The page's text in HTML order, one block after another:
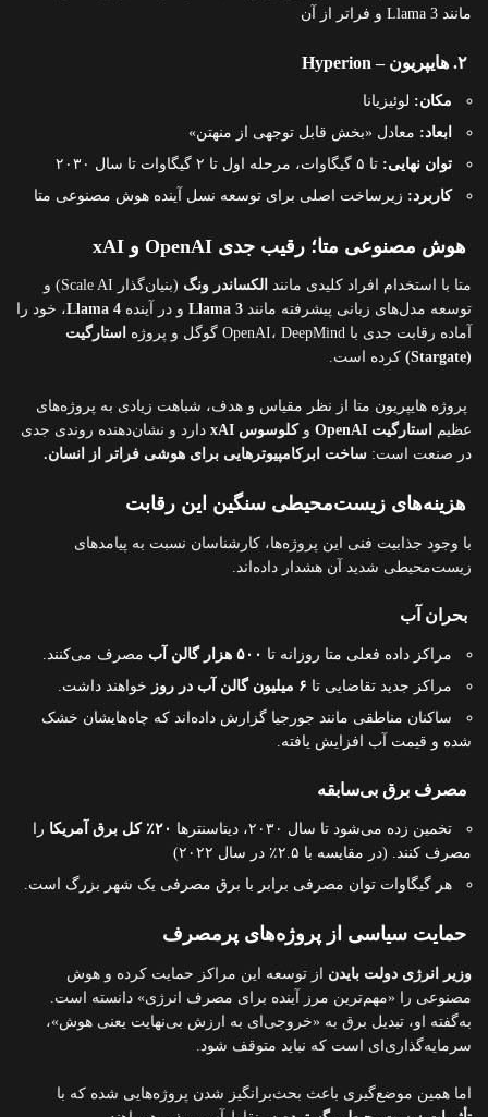
مانند Llama 3 و فراتر از آن
مکان: لوئیزیانا
ابعاد: معادل «بخش قابل توجهی از منهتن»
توان نهایی: تا ۵ گیگاوات، مرحله اول تا ۲ گیگاوات تا سال ۲۰۳۰
کاربرد: زیرساخت اصلی برای توسعه نسل آینده هوش مصنوعی متا
هوش مصنوعی متا؛ رقیب جدی OpenAI و xAI
متا با استخدام افراد کلیدی مانند الکساندر ونگ
(بنیان‌گذار Scale AI) و
توسعه مدل‌های زبانی پیشرفته مانند Llama 3 و در آینده Llama 4، خود را
آماده رقابت جدی با OpenAI، DeepMind گوگل و پروژه
استارگیت
(Stargate)
کرده است.
پروژه هایپریون متا از نظر مقیاس و هدف، شباهت زیادی به پروژه‌های
عظیم
استارگیت OpenAI وکلوسوس xAI
دارد و نشان‌دهنده روندی جدی
در صنعت است: ساخت ابرکامپیوترهایی برای هوشی فراتر از انسان.
هزینه‌های زیست‌محیطی سنگین این رقابت
با وجود جذابیت فنی این پروژه‌ها، کارشناسان نسبت به پیامدهای
زیست‌محیطی شدید آن هشدار داده‌اند.
بحران آب
مراکز داده فعلی متا روزانه تا ۵۰۰ هزار گالن آب
مصرف می‌کنند.
مراکز جدید تقاضایی تا ۶ میلیون گالن آب در روز
خواهند داشت.
ساکنان مناطقی مانند جورجیا گزارش داده‌اند که چاه‌هایشان خشک
شده و قیمت آب افزایش یافته.
مصرف برق بی‌سابقه
تخمین زده می‌شود تا سال ۲۰۳۰، دیتاسنترها ۲۰٪ کل برق آمریکا
را
مصرف کنند. (در مقایسه با ۲.۵٪ در سال ۲۰۲۲)
هر گیگاوات توان مصرفی برابر با برق مصرفی یک شهر بزرگ است.
حمایت سیاسی از پروژه‌های پرمصرف
وزیر انرژی دولت بایدن از توسعه این مراکز حمایت کرده و هوش
مصنوعی را «مهم‌ترین مرز آینده برای مصرف انرژی» دانسته است.
به‌گفته او، تبدیل برق به «خروجی‌ای به ارزش بی‌نهایت یعنی هوش»،
سرمایه‌گذاری‌ای است که نباید متوقف شود.
اما همین موضع‌گیری باعث بحث‌برانگیز شدن پروژه‌هایی شده که با